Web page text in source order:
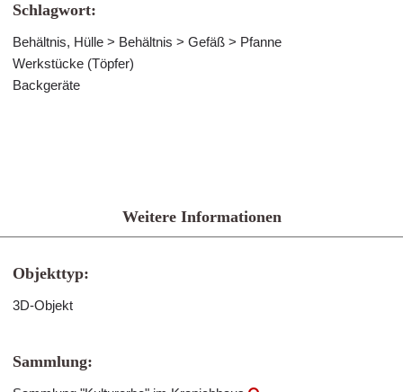
Schlagwort:
Behältnis, Hülle > Behältnis > Gefäß > Pfanne
Werkstücke (Töpfer)
Backgeräte
Weitere Informationen
Objekttyp:
3D-Objekt
Sammlung: